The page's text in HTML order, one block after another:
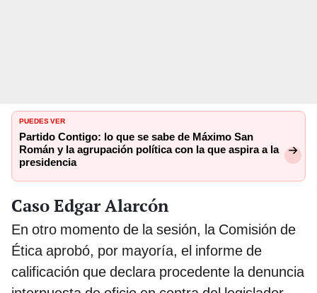
PUEDES VER
Partido Contigo: lo que se sabe de Máximo San
Román y la agrupación política con la que aspira a la
presidencia
Caso Edgar Alarcón
En otro momento de la sesión, la Comisión de
Ética aprobó, por mayoría, el informe de
calificación que declara procedente la denuncia